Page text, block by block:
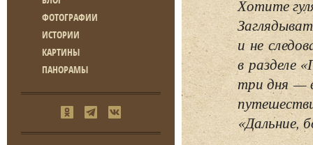
ФОТОГРАФИИ
ИСТОРИИ
КАРТИНЫ
ПАНОРАМЫ
Хотите
и не
в разделе
три дня —
«Дальние,